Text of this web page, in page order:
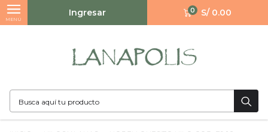
MENÚ
Ingresar 0 S/ 0.00